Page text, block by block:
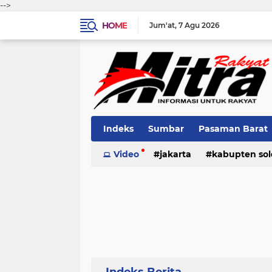
-->
HOME
Jum'at 7 Agu 2026
Indeks Sumbar Pasaman Barat
Pariaman Kota Solok Bank
Video jakarta kabupten